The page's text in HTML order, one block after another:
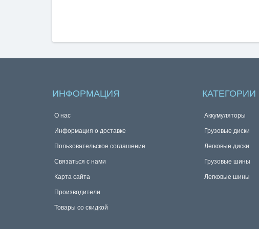
ИНФОРМАЦИЯ
О нас
Информация о доставке
Пользовательское соглашение
Связаться с нами
Карта сайта
Производители
Товары со скидкой
КАТЕГОРИИ
Аккумуляторы
Грузовые диски
Легковые диски
Грузовые шины
Легковые шины